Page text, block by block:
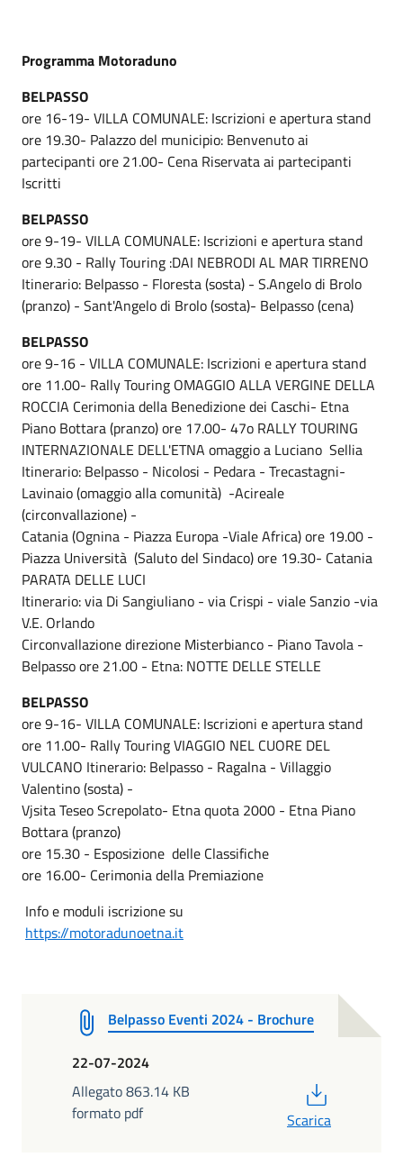
Programma Motoraduno
BELPASSO
ore 16-19- VILLA COMUNALE: Iscrizioni e apertura stand
ore 19.30- Palazzo del municipio: Benvenuto ai
partecipanti ore 21.00- Cena Riservata ai partecipanti
Iscritti
BELPASSO
ore 9-19- VILLA COMUNALE: Iscrizioni e apertura stand
ore 9.30 - Rally Touring :DAI NEBRODI AL MAR TIRRENO
Itinerario: Belpasso - Floresta (sosta) - S.Angelo di Brolo
(pranzo) - Sant'Angelo di Brolo (sosta)- Belpasso (cena)
BELPASSO
ore 9-16 - VILLA COMUNALE: Iscrizioni e apertura stand
ore 11.00- Rally Touring OMAGGIO ALLA VERGINE DELLA
ROCCIA Cerimonia della Benedizione dei Caschi- Etna
Piano Bottara (pranzo) ore 17.00- 47o RALLY TOURING
INTERNAZIONALE DELL'ETNA omaggio a Luciano Sellia
Itinerario: Belpasso - Nicolosi - Pedara - Trecastagni-
Lavinaio (omaggio alla comunità) -Acireale
(circonvallazione) -
Catania (Ognina - Piazza Europa -Viale Africa) ore 19.00 -
Piazza Università (Saluto del Sindaco) ore 19.30- Catania
PARATA DELLE LUCI
Itinerario: via Di Sangiuliano - via Crispi - viale Sanzio -via
V.E. Orlando
Circonvallazione direzione Misterbianco - Piano Tavola -
Belpasso ore 21.00 - Etna: NOTTE DELLE STELLE
BELPASSO
ore 9-16- VILLA COMUNALE: Iscrizioni e apertura stand
ore 11.00- Rally Touring VIAGGIO NEL CUORE DEL
VULCANO Itinerario: Belpasso - Ragalna - Villaggio
Valentino (sosta) -
Vjsita Teseo Screpolato- Etna quota 2000 - Etna Piano
Bottara (pranzo)
ore 15.30 - Esposizione delle Classifiche
ore 16.00- Cerimonia della Premiazione
Info e moduli iscrizione su
https://motoradunoetna.it
Belpasso Eventi 2024 - Brochure
22-07-2024
Allegato 863.14 KB
formato pdf
Scarica